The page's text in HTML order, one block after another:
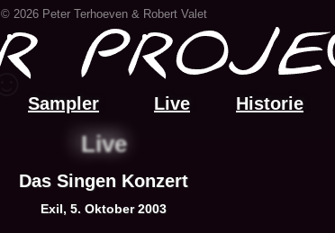
© 2026 Peter Terhoeven & Robert Valet
Sampler Live Historie
Live
Das Singen Konzert
Exil, 5. Oktober 2003